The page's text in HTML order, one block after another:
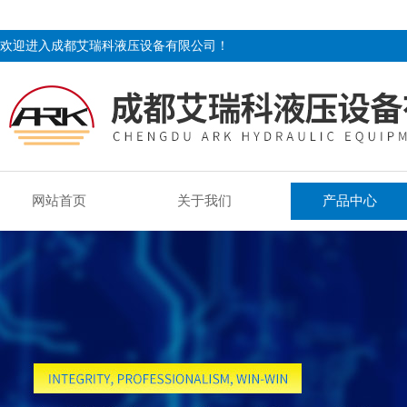
欢迎进入成都艾瑞科液压设备有限公司！
网站首页 关于我们 产品中心